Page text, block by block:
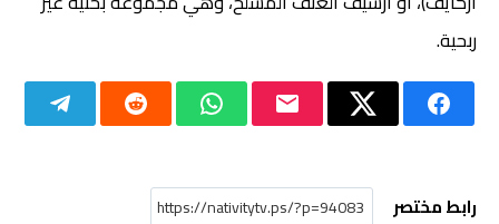
ربحية.
رابط مختصر